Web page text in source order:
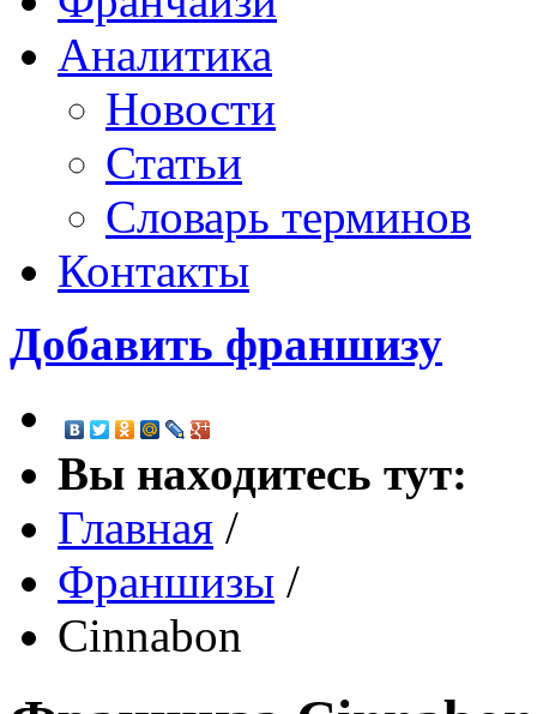
Аналитика
Новости
Статьи
Словарь терминов
Контакты
Добавить франшизу
Вы находитесь тут:
Главная /
Франшизы /
Cinnabon